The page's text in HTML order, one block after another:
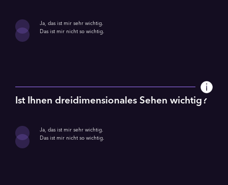
Ja, das ist mir sehr wichtig.
Das ist mir nicht so wichtig.
Ist Ihnen dreidimensionales Sehen wichtig?
Ja, das ist mir sehr wichtig.
Das ist mir nicht so wichtig.